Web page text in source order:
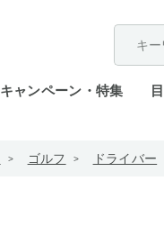
キャンペーン・特集
ゴルフ ドライバー